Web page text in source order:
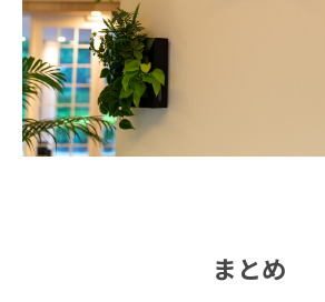
まとめ